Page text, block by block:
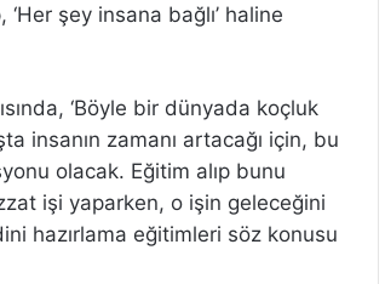
şey insana bağlı’ haline
‘Böyle bir dünyada koçluk
insanın zamanı artacağı için, bu
olacak. Eğitim alıp bunu
işi yaparken, o işin geleceğini
hazırlama eğitimleri söz konusu